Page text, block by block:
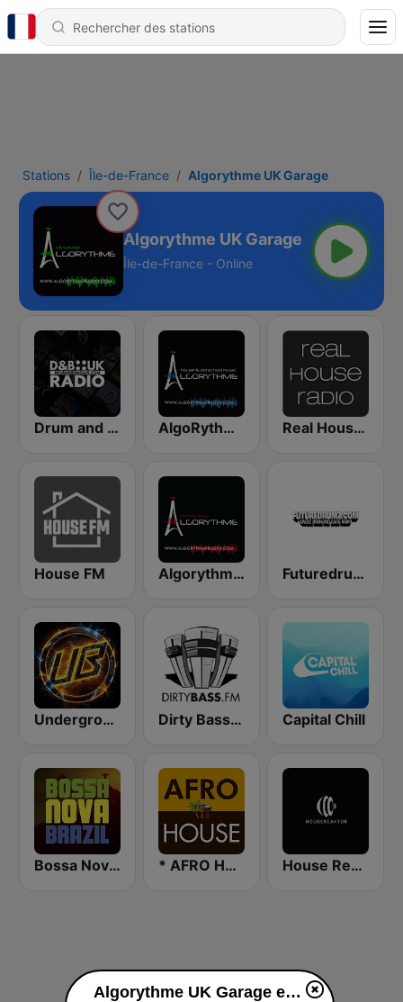
Stations Île-de-France Algorythme UK Garage
Algorythme UK Garage
Île-de-France - Online
Drum and Bass UK Radio AlgoRythme Radio House Old School Real House Radio
House FM Algorythme Drum & Bass Futuredrumz Jungle Drum and Bass Radio
Underground Bass Dirty Bass FM Capital Chill
Bossa Nova Brazil * AFRO HOUSE House Reaktor
Algorythme UK Garage en ligne